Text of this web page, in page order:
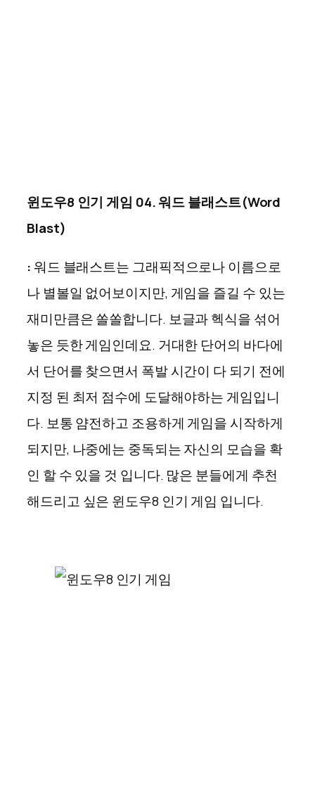
윈도우8 인기 게임 04. 워드 블래스트(Word
Blast)
: 워드 블래스트는 그래픽적으로나 이름으로
나 별볼일 없어보이지만, 게임을 즐길 수 있는
재미만큼은 쏠쏠합니다. 보글과 헥식을 섞어
놓은 듯한 게임인데요. 거대한 단어의 바다에
서 단어를 찾으면서 폭발 시간이 다 되기 전에
지정 된 최저 점수에 도달해야하는 게임입니
다. 보통 얌전하고 조용하게 게임을 시작하게
되지만, 나중에는 중독되는 자신의 모습을 확
인 할 수 있을 것 입니다. 많은 분들에게 추천
해드리고 싶은 윈도우8 인기 게임 입니다.